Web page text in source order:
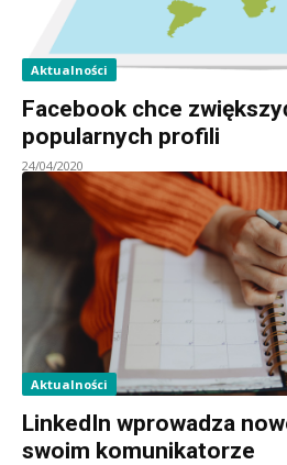
Aktualności
Facebook chce
popularnych profili
24/04/2020
Aktualności
LinkedIn wprowadza
swoim komunikatorze